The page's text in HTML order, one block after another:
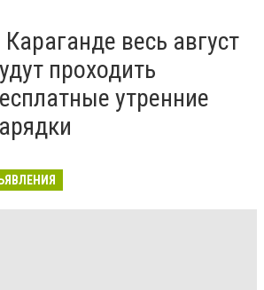
Караганде весь август
проходить
утренние